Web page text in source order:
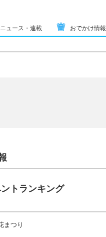
ニュース・連載 おでかけ情報
トランキング
つり